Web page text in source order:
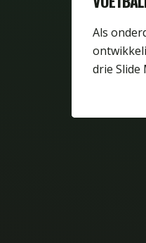
Als
drie Slide